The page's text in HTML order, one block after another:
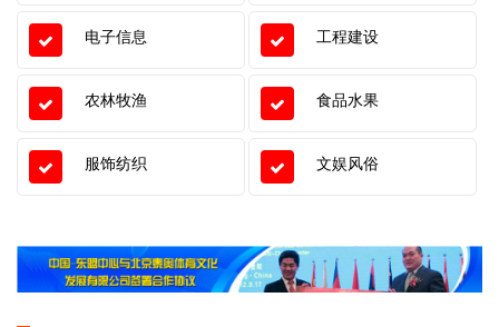
电子信息 工程建设
农林牧渔 食品水果
服饰纺织 文娱风俗